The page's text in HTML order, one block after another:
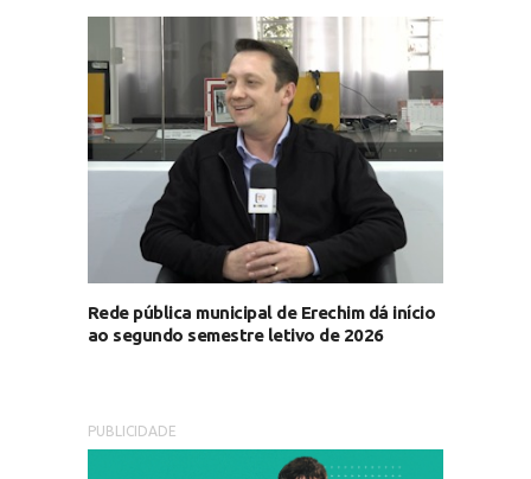
Rede pública municipal de Erechim dá início
ao segundo semestre letivo de 2026
PUBLICIDADE